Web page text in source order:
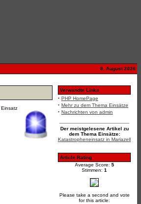
8. August 2026
Einsatz
Verwandte Links
· PHP HomePage
· Mehr zu dem Thema Einsätze
· Nachrichten von admin
Der meistgelesene Artikel zu
dem Thema Einsätze:
Katastropheneinsatz in Mariazell
Article Rating
Average Score: 5
Stimmen: 1
Please take a second and vote
for this article: